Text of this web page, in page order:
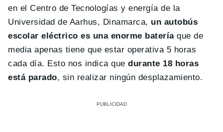
en el Centro de Tecnologías y energía de la
Universidad de Aarhus, Dinamarca, un autobús
escolar eléctrico es una enorme bateríaque de
media apenas tiene que estar operativa 5 horas
cada día. Esto nos indica que durante 18 horas
está parado, sin realizar ningún desplazamiento.